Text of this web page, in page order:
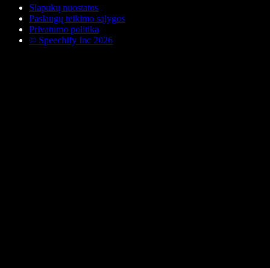
Slapukų nuostatos
Paslaugų teikimo sąlygos
Privatumo politika
© Speechify Inc 2026